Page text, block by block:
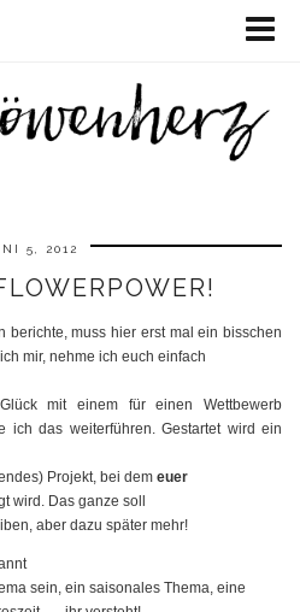
5, 2012
berichte, muss hier erst mal ein bisschen
mir, nehme ich euch einfach
mit einem für einen Wettbewerb
ich das weiterführen. Gestartet wird ein
Projekt, bei dem euer
wird. Das ganze soll
aber dazu später mehr!
sein, ein saisonales Thema, eine